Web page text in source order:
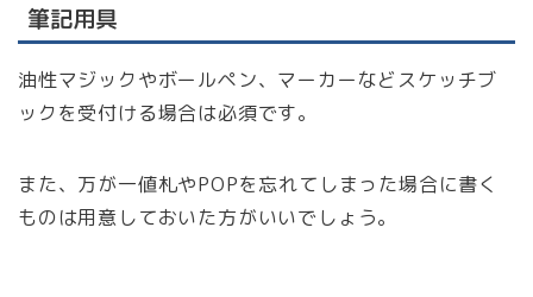
筆記用具
油性マジックやボールペン、マーカーなどスケッチブ
ックを受付ける場合は必須です。
また、万が一値札やPOPを忘れてしまった場合に書く
ものは用意しておいた方がいいでしょう。